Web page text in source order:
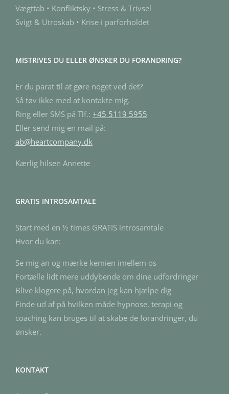
Vægttab • Konfliktsky • Stress & Trivsel
Svigt & Utroskab • Krise i parforholdet
MISTRIVES DU ELLER ØNSKER DU FORANDRING?
Er du parat til at gøre noget ved det?
Så tøv ikke med at kontakte mig.
Ring eller SMS på Tlf.: +45 5119 5955
Eller send mig en mail på:
ab@heartcompany.dk
Kærlig hilsen Annette
GRATIS INTROSAMTALE
Start med en ½ times GRATIS introsamtale
Hvor du kan:
Se mig an og mærke kemien imellem os
Fortælle lidt mere uddybende om dine udfordringer
Blive klogere på, hvordan jeg kan hjælpe dig
Finde ud af på hvilken måde hypnose, terapi og
coaching kan bruges til at skabe de forandringer, du
ønsker.
KONTAKT